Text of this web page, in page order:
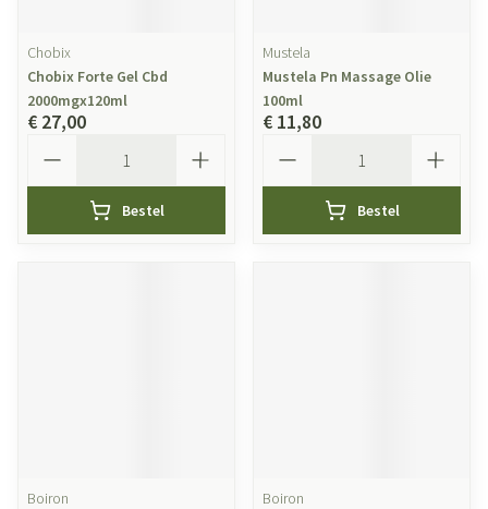
Chobix
Chobix Forte Gel Cbd
2000mgx120ml
€ 27,00
Bestel
Mustela
Mustela Pn Massage Olie
100ml
€ 11,80
Bestel
Boiron
Boiron